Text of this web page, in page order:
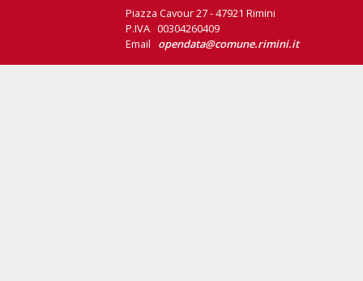
Piazza Cavour 27 - 47921 Rimini
P.IVA 00304260409
Email opendata@comune.rimini.it